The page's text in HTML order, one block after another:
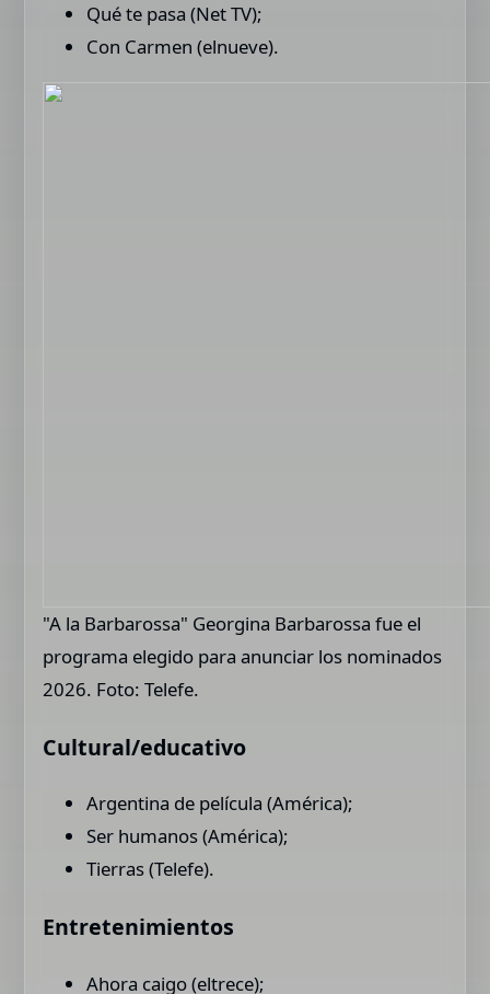
Qué te pasa (Net TV);
Con Carmen (elnueve).
"A la Barbarossa" Georgina Barbarossa fue el
programa elegido para anunciar los nominados
2026. Foto: Telefe.
Cultural/educativo
Argentina de película (América);
Ser humanos (América);
Tierras (Telefe).
Entretenimientos
Ahora caigo (eltrece);